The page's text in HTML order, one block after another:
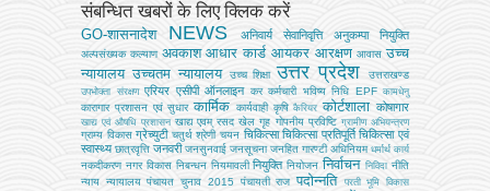
संबन्धित खबरों के लिए क्लिक करें
GO-शासनादेश NEWS अनिवार्य सेवानिवृत्ति अनुकम्पा नियुक्ति
अल्‍पसंख्‍यक कल्‍याण अवकाश आधार कार्ड आयकर आरक्षण आवास उच्च
न्यायालय उच्चतम न्यायालय उच्‍च शिक्षा उत्तर प्रदेश उत्तराखण्ड
उपभोक्‍ता संरक्षण एरियर एसीपी ऑनलाइन कर कर्मचारी भविष्य निधि EPF कामधेनु
कारागार प्रशासन एवं सुधार कार्मिक कार्यवाही कृषि कैरियर कोर्टशाला कोषागार
खाद्य एवं औषधि प्रशासन खाद्य एवम् रसद खेल गृह गोपनीय प्रविष्टि ग्रामीण अभियन्‍त्रण
ग्राम्य विकास ग्रेच्युटी चतुर्थ श्रेणी चयन चिकित्सा चिकित्सा प्रतिपूर्ति चिकित्‍सा एवं
स्वास्थ्य छात्रवृत्ति जनवरी जनसुनवाई जनसूचना जनहित गारण्टी अधिनियम धर्मार्थ कार्य
नकदीकरण नगर विकास निबन्‍धन नियमावली नियुक्ति नियोजन निर्वाचन निविदा नीति
न्याय न्यायालय पंचायत चुनाव 2015 पंचायती राज पदोन्नति परती भूमि विकास